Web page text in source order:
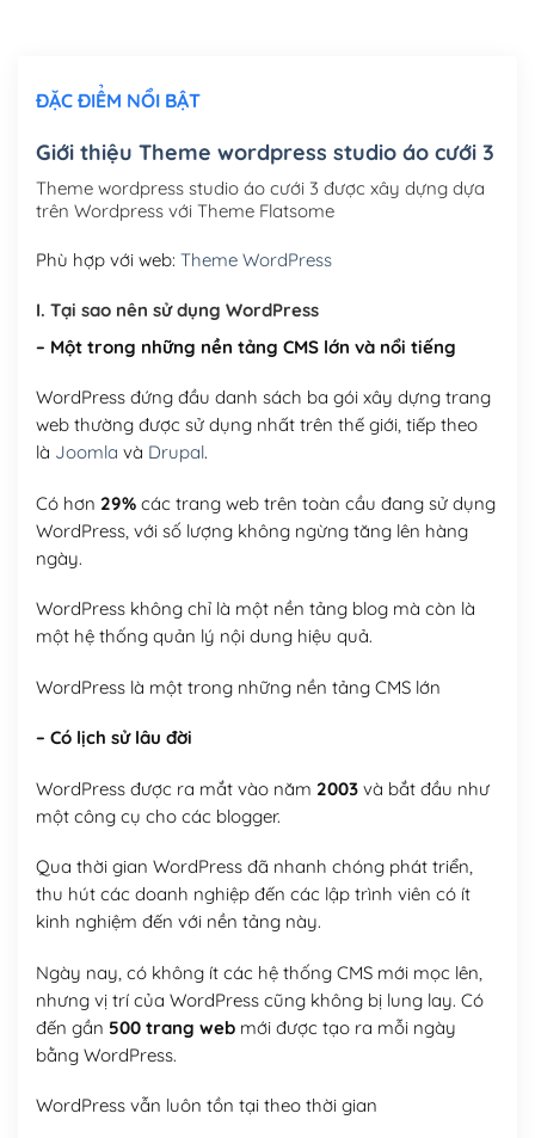
Mua thêm Host + Tên miền
Tên miền Việt Nam .vn (1 năm)(+550,000₫)
Hosting 5GB SSD (1 năm)
ĐẶC ĐIỂM NỔI BẬT
Giới thiệu Theme wordpress studio áo cưới 3
Theme wordpress studio áo cưới 3 được xây dựng dựa
trên Wordpress với Theme Flatsome
Phù hợp với web: Theme WordPress
I. Tại sao nên sử dụng WordPress
– Một trong những nền tảng CMS lớn và nổi tiếng
WordPress đứng đầu danh sách ba gói xây dựng trang
web thường được sử dụng nhất trên thế giới, tiếp theo
là Joomla và Drupal.
Có hơn 29%các trang web trên toàn cầu đang sử dụng
WordPress, với số lượng không ngừng tăng lên hàng
ngày.
WordPress không chỉ là một nền tảng blog mà còn là
một hệ thống quản lý nội dung hiệu quả.
WordPress là một trong những nền tảng CMS lớn
– Có lịch sử lâu đời
WordPress được ra mắt vào năm 2003và bắt đầu như
một công cụ cho các blogger.
Qua thời gian WordPress đã nhanh chóng phát triển,
thu hút các doanh nghiệp đến các lập trình viên có ít
kinh nghiệm đến với nền tảng này.
Ngày nay, có không ít các hệ thống CMS mới mọc lên,
nhưng vị trí của WordPress cũng không bị lung lay. Có
đến gần 500 trang webmới được tạo ra mỗi ngày
bằng WordPress.
WordPress vẫn luôn tồn tại theo thời gian